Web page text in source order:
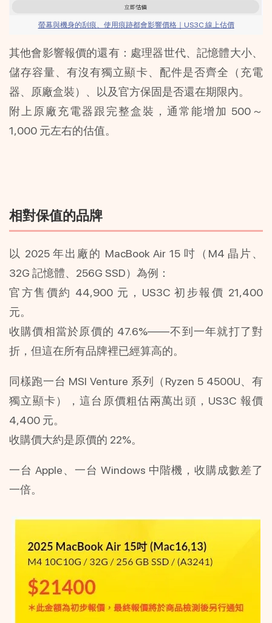
螢幕與機身的刮痕、使用痕跡都會影響價格｜US3C 線上估價
其他會影響報價的還有：處理器世代、記憶體大小、
儲存容量、有沒有獨立顯卡、配件是否齊全（充電
器、原廠盒裝）、以及官方保固是否還在期限內。
附上原廠充電器跟完整盒裝，通常能增加 500～
1,000 元左右的估值。
相對保值的品牌
以 2025 年出廠的 MacBook Air 15 吋（M4 晶片、
32G 記憶體、256G SSD）為例：
官方售價約 44,900 元，US3C 初步報價 21,400
元。
收購價相當於原價的 47.6%——不到一年就打了對
折，但這在所有品牌裡已經算高的。
同樣跑一台 MSI Venture 系列（Ryzen 5 4500U、有
獨立顯卡），這台原價粗估兩萬出頭，US3C 報價
4,400 元。
收購價大約是原價的 22%。
一台 Apple、一台 Windows 中階機，收購成數差了
一倍。